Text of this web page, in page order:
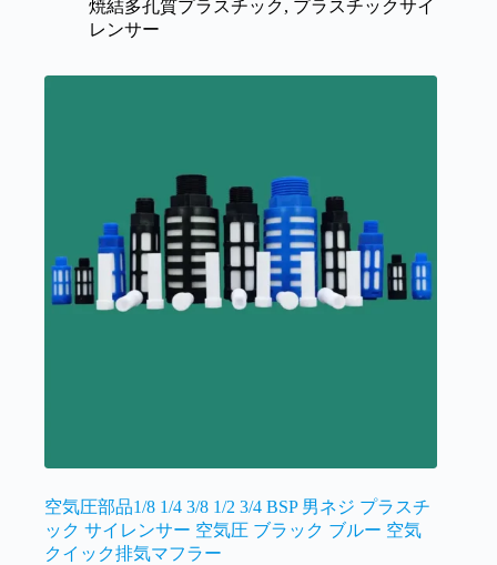
焼結多孔質プラスチック, プラスチックサイ
レンサー
空気圧部品1/8 1/4 3/8 1/2 3/4 BSP 男ネジ プラスチ
ック サイレンサー 空気圧 ブラック ブルー 空気
クイック排気マフラー